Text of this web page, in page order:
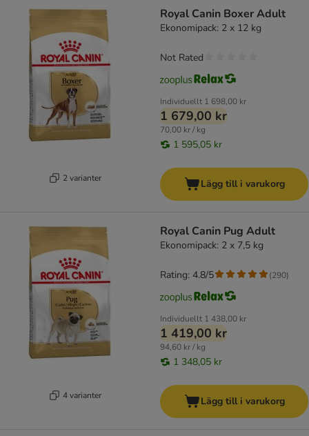
2 varianter
Royal Canin Boxer Adult
Ekonomipack: 2 x 12 kg
Individuellt 1 698,00 kr
1 679,00 kr
70,00 kr / kg
1 595,05 kr
Not Rated
Lägg till i varukorg
4 varianter
Royal Canin Pug Adult
Ekonomipack: 2 x 7,5 kg
Individuellt 1 438,00 kr
1 419,00 kr
94,60 kr / kg
1 348,05 kr
Rating: 4.8/5 (290)
Lägg till i varukorg